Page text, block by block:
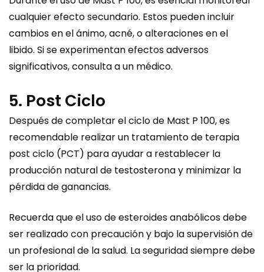
cualquier efecto secundario. Estos pueden incluir
cambios en el ánimo, acné, o alteraciones en el
libido. Si se experimentan efectos adversos
significativos, consulta a un médico.
5. Post Ciclo
Después de completar el ciclo de Mast P 100, es
recomendable realizar un tratamiento de terapia
post ciclo (PCT) para ayudar a restablecer la
producción natural de testosterona y minimizar la
pérdida de ganancias.
Recuerda que el uso de esteroides anabólicos debe
ser realizado con precaución y bajo la supervisión de
un profesional de la salud. La seguridad siempre debe
ser la prioridad.